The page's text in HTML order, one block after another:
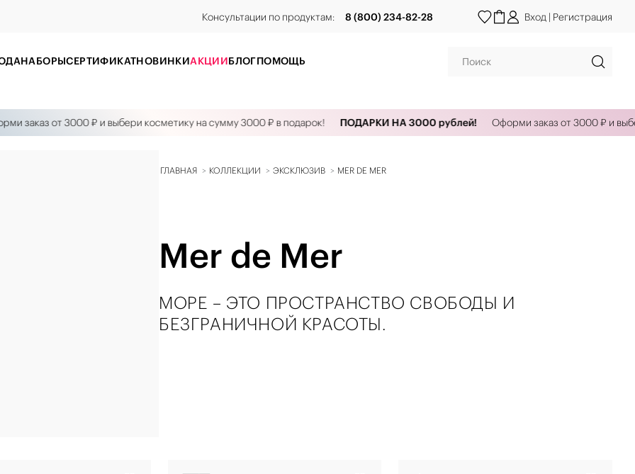
Консультации по продуктам: 8 (800) 234-82-28
НАБОРЫCЕРТИФИКАТНОВИНКИАКЦИИБЛОГПОМОЩЬ
Вход | Регистрация
от 3000 ₽ и выбери косметику на сумму 3000 ₽ в подарок! ПОДАРКИ НА 3000 рублей! Оформи заказ от 3000 ₽ и выбери
ГЛАВНАЯ КОЛЛЕКЦИИ ЭКСКЛЮЗИВ MER DE MER
Mer de Mer
МОРЕ – ЭТО ПРОСТРАНСТВО СВОБОДЫ И
БЕЗГРАНИЧНОЙ КРАСОТЫ.